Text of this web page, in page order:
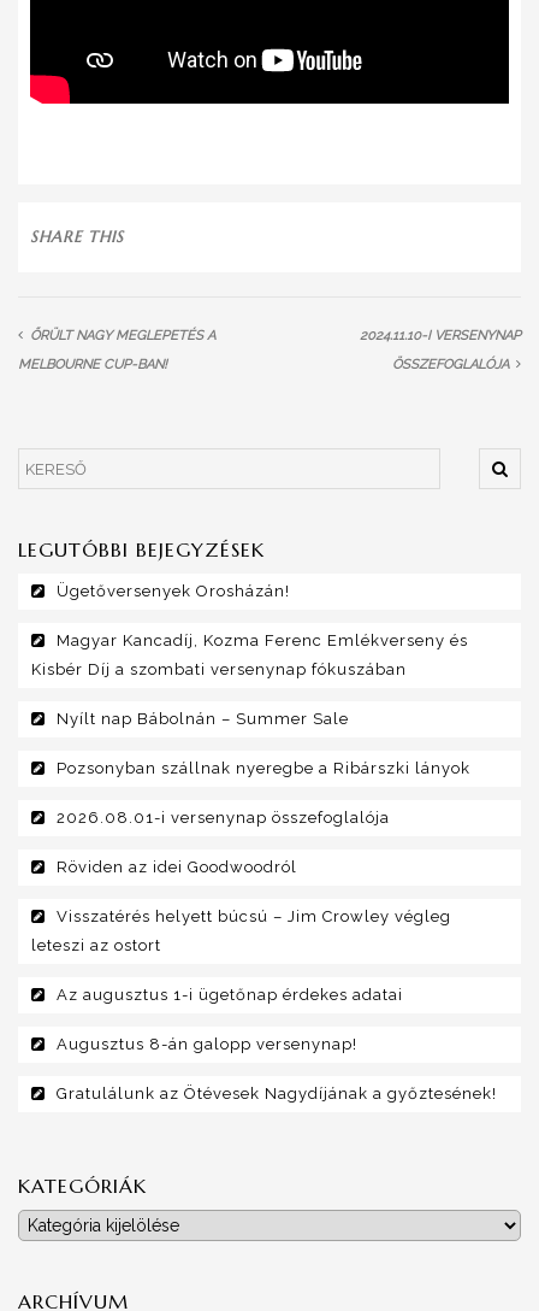
SHARE THIS
ŐRÜLT NAGY MEGLEPETÉS A
MELBOURNE CUP-BAN!
2024.11.10-I VERSENYNAP
ÖSSZEFOGLALÓJA
LEGUTÓBBI BEJEGYZÉSEK
Ügetőversenyek Orosházán!
Magyar Kancadíj, Kozma Ferenc Emlékverseny és
Kisbér Díj a szombati versenynap fókuszában
Nyílt nap Bábolnán – Summer Sale
Pozsonyban szállnak nyeregbe a Ribárszki lányok
2026.08.01-i versenynap összefoglalója
Röviden az idei Goodwoodról
Visszatérés helyett búcsú – Jim Crowley végleg
leteszi az ostort
Az augusztus 1-i ügetőnap érdekes adatai
Augusztus 8-án galopp versenynap!
Gratulálunk az Ötévesek Nagydíjának a győztesének!
KATEGÓRIÁK
Kategóriák
ARCHÍVUM